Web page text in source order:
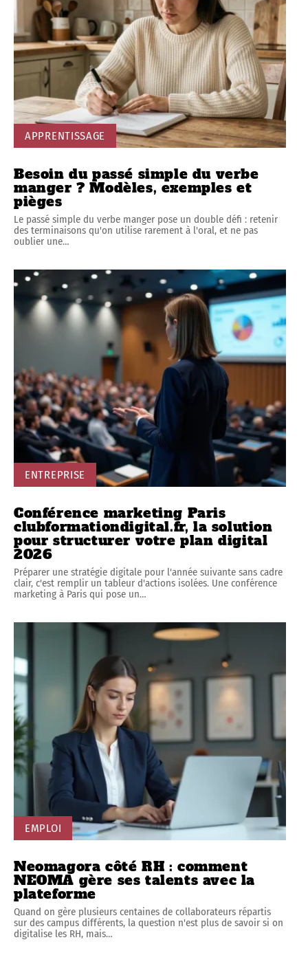
APPRENTISSAGE
Besoin du passé simple du verbe
manger ? Modèles, exemples et
pièges
Le passé simple du verbe manger pose un double défi : retenir
des terminaisons qu'on utilise rarement à l'oral, et ne pas
oublier une…
ENTREPRISE
Conférence marketing Paris
clubformationdigital.fr, la solution
pour structurer votre plan digital
2026
Préparer une stratégie digitale pour l'année suivante sans cadre
clair, c'est remplir un tableur d'actions isolées. Une conférence
marketing à Paris qui pose un…
EMPLOI
Neomagora côté RH : comment
NEOMA gère ses talents avec la
plateforme
Quand on gère plusieurs centaines de collaborateurs répartis
sur des campus différents, la question n'est plus de savoir si on
digitalise les RH, mais…